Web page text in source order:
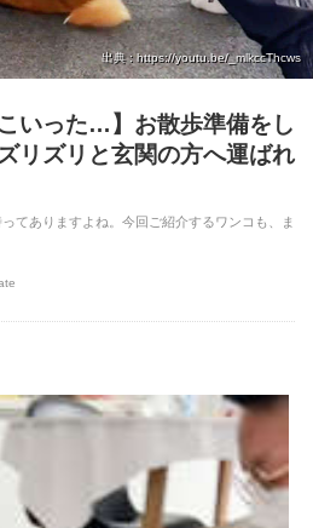
出典 : https://youtu.be/_mlkccThcws
いった…】お散歩準備をし
リズリと玄関の方へ運ばれ
てありますよね。今回ご紹介するワンコも、ま